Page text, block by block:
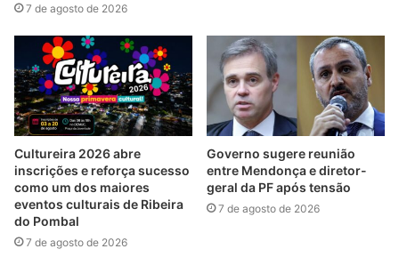
7 de agosto de 2026
Cultureira 2026 abre
inscrições e reforça sucesso
como um dos maiores
eventos culturais de Ribeira
do Pombal
7 de agosto de 2026
Governo sugere reunião
entre Mendonça e diretor-
geral da PF após tensão
7 de agosto de 2026